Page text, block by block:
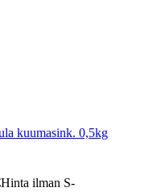
kuumasink. 0,5kg
Hinta ilman S-